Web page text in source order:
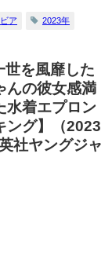
ア 2023年
世を風靡した
んの彼女感満
水着エプロン
ング】（2023
社ヤングジャ